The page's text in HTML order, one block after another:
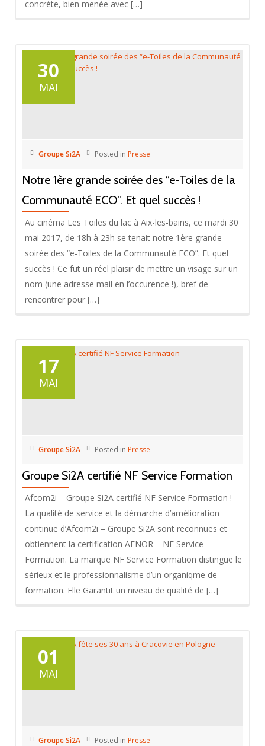
concrète, bien menée avec […]
30
MAI
Groupe Si2A Posted in Presse
Notre 1ère grande soirée des “e-Toiles de la
Communauté ECO”. Et quel succès !
Au cinéma Les Toiles du lac à Aix-les-bains, ce mardi 30
mai 2017, de 18h à 23h se tenait notre 1ère grande
soirée des “e-Toiles de la Communauté ECO”. Et quel
succès ! Ce fut un réel plaisir de mettre un visage sur un
nom (une adresse mail en l’occurence !), bref de
rencontrer pour […]
17
MAI
Groupe Si2A Posted in Presse
Groupe Si2A certifié NF Service Formation
Afcom2i – Groupe Si2A certifié NF Service Formation !
La qualité de service et la démarche d’amélioration
continue d’Afcom2i – Groupe Si2A sont reconnues et
obtiennent la certification AFNOR – NF Service
Formation. La marque NF Service Formation distingue le
sérieux et le professionnalisme d’un organiqme de
formation. Elle Garantit un niveau de qualité de […]
01
MAI
Groupe Si2A Posted in Presse